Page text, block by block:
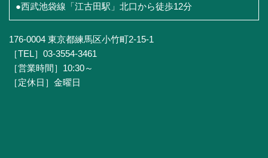
●西武池袋線「江古田駅」北口から徒歩12分
176-0004 東京都練馬区小竹町2-15-1
［TEL］03-3554-3461
［営業時間］10:30～
［定休日］金曜日